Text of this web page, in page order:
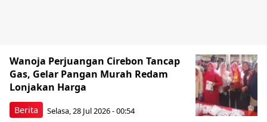
Berita
Wanoja Perjuangan Cirebon Tancap
Gas, Gelar Pangan Murah Redam
Lonjakan Harga
Selasa, 28 Jul 2026 - 00:54